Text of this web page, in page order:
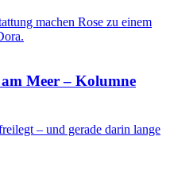
machen Rose zu einem
Meer – Kolumne
– und gerade darin lange